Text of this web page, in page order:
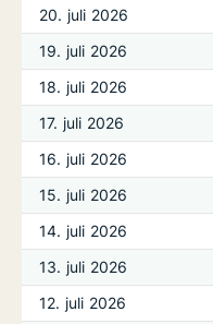
20. juli 2026
19. juli 2026
18. juli 2026
17. juli 2026
16. juli 2026
15. juli 2026
14. juli 2026
13. juli 2026
12. juli 2026